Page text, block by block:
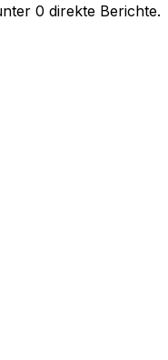
0 direkte Berichte.